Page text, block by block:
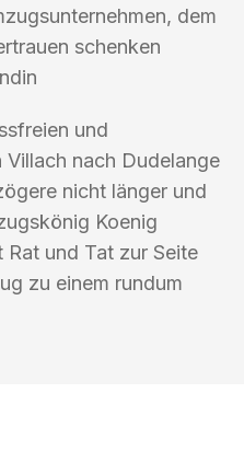
dem
schenken
und
nach Dudelange
nicht länger und
Koenig
und Tat zur Seite
zu einem rundum